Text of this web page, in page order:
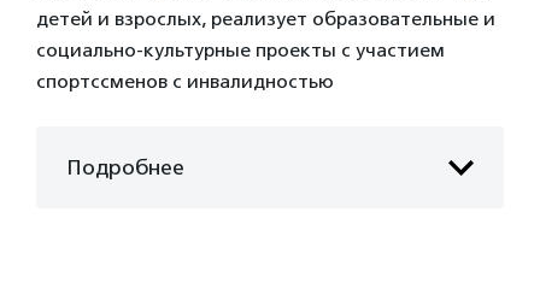
детей и взрослых, реализует образовательные и
социально-культурные проекты с участием
спортссменов с инвалидностью
Подробнее